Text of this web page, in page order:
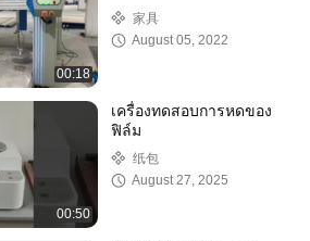
00:18
家具
August 05, 2022
00:50
เครื่องทดสอบการหดของ
ฟิล์ม
纸包
August 27, 2025